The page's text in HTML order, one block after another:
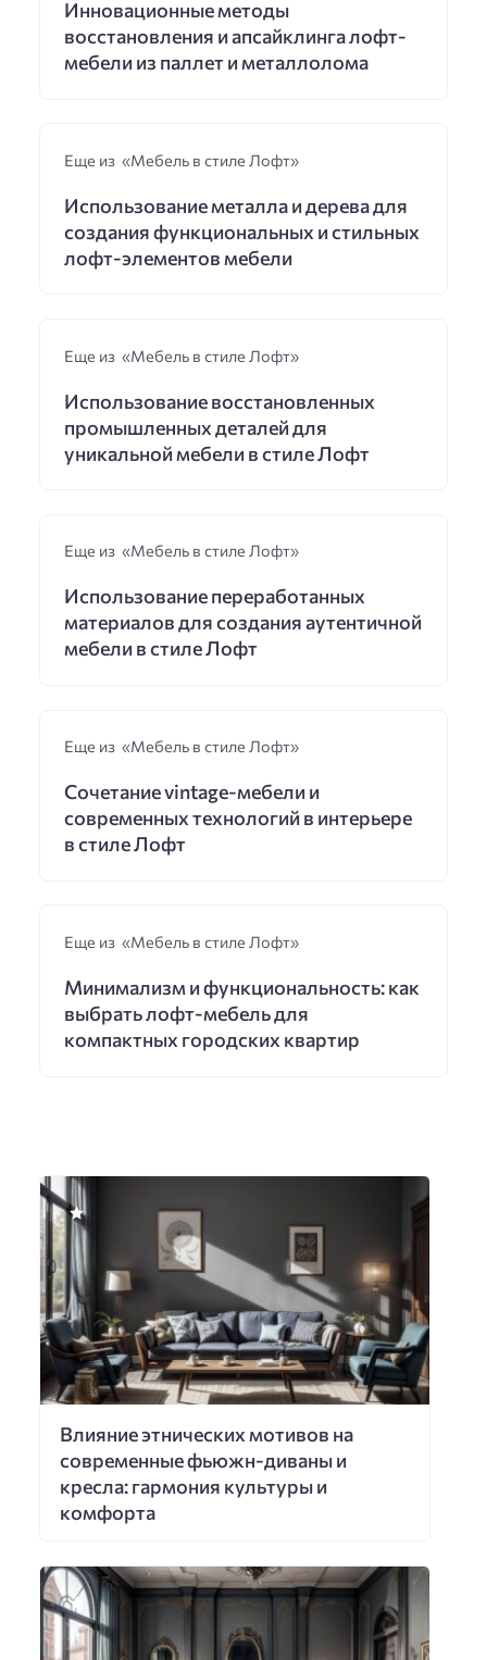
Инновационные методы
восстановления и апсайклинга лофт-
мебели из паллет и металлолома
Еще из «Мебель в стиле Лофт»
Использование металла и дерева для
создания функциональных и стильных
лофт-элементов мебели
Еще из «Мебель в стиле Лофт»
Использование восстановленных
промышленных деталей для
уникальной мебели в стиле Лофт
Еще из «Мебель в стиле Лофт»
Использование переработанных
материалов для создания аутентичной
мебели в стиле Лофт
Еще из «Мебель в стиле Лофт»
Сочетание vintage-мебели и
современных технологий в интерьере
в стиле Лофт
Еще из «Мебель в стиле Лофт»
Минимализм и функциональность: как
выбрать лофт-мебель для
компактных городских квартир
Влияние этнических мотивов на
современные фьюжн-диваны и
кресла: гармония культуры и
комфорта